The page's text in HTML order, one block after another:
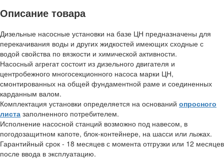
Описание товара
Дизельные насосные установки на базе ЦН предназначены для
перекачивания воды и других жидкостей имеющих сходные с
водой свойства по вязкости и химической активности.
Насосный агрегат состоит из дизельного двигателя и
центробежного многосекционного насоса марки ЦН,
смонтированных на общей фундаментной раме и соединенных
карданным валом.
Комплектация установки определяется на оснований опросного
листа заполненного потребителем.
Исполнение насосной станций возможно под навесом, в
погодозащитном капоте, блок-контейнере, на шасси или лыжах.
Гарантийный срок - 18 месяцев с момента отгрузки или 12 месяцев
после ввода в эксплуатацию.